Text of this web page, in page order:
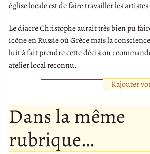
église locale est de faire travailler les
Le diacre Christophe aurait très bien pu
icône en Russie où Grèce mais la
luit à fait prendre cette décision :
atelier local reconnu.
Rajouter
Dans la même
rubrique…